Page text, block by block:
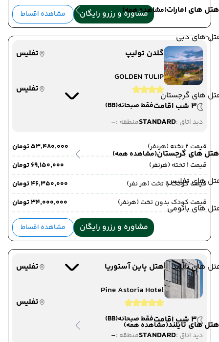
هتل های امارات(مشاهده همه)
های دبی
های گرجستان
هتل های گرجستان(مشاهده همه)
های تفلیس
های باتومی
های تایلند
هتل های تایلند(مشاهده همه)
مشاوره و رزرو رایگان مشاهده اقساط
گلدن تولیپ
تفلیس
GOLDEN TULIP
تفلیس
3 شب اقامت
فقط صبحانه(BB)
دید اتاق :STANDARDمنطقه :-
قیمت 2 تخته (هرنفر)
۵۳٬۴۸۰٬۰۰۰ تومان
قیمت 1 تخته (هرنفر)
۶۹٬۱۵۰٬۰۰۰ تومان
قیمت کودک با تخت (هر نفر)
۴۶٬۳۵۰٬۰۰۰ تومان
قیمت کودک بدون تخت (هرنفر)
۳۴٬۰۰۰٬۰۰۰ تومان
مشاوره و رزرو رایگان مشاهده اقساط
هتل پاین آستوریا
تفلیس
Pine Astoria Hotel
تفلیس
3 شب اقامت
فقط صبحانه(BB)
دید اتاق :STANDARDمنطقه :-